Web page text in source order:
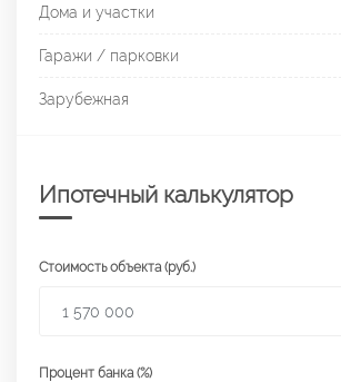
Дома и участки
Гаражи / парковки
Зарубежная
Ипотечный калькулятор
Стоимость объекта (руб.)
Процент банка (%)